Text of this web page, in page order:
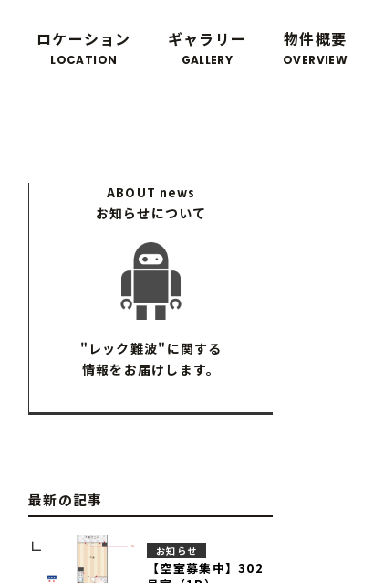
ロケーション
LOCATION
ギャラリー
GALLERY
物件概要
OVERVIEW
ABOUT news
お知らせについて
"レック難波"に関する
情報をお届けします。
最新の記事
お知らせ
【空室募集中】302